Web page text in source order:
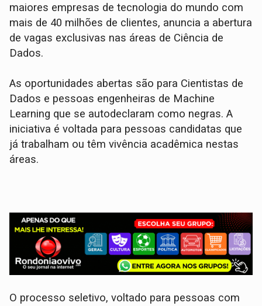
maiores empresas de tecnologia do mundo com
mais de 40 milhões de clientes, anuncia a abertura
de vagas exclusivas nas áreas de Ciência de
Dados.
As oportunidades abertas são para Cientistas de
Dados e pessoas engenheiras de Machine
Learning que se autodeclaram como negras. A
iniciativa é voltada para pessoas candidatas que
já trabalham ou têm vivência acadêmica nestas
áreas.
O processo seletivo, voltado para pessoas com